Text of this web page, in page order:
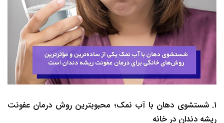
۱. شستشوی دهان با آب نمک؛ محبوبترين روش درمان عفونت
ریشه دندان در خانه